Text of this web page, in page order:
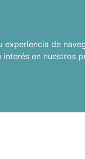
de
interés en nuestros